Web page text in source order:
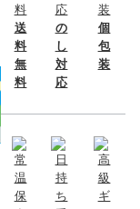
送
料
無
料
の
し
対
応
個
包
装